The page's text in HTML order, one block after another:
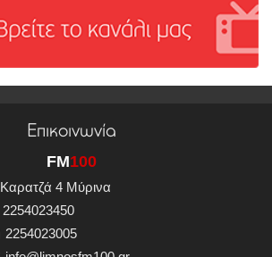
Επικοινωνία
FM100
Καρατζά 4 Μύρινα
2254023450
2254023005